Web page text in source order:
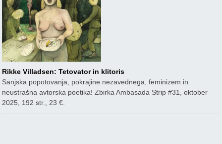
Rikke Villadsen: Tetovator in klitoris
Sanjska popotovanja, pokrajine nezavednega, feminizem in
neustrašna avtorska poetika! Zbirka Ambasada Strip #31, oktober
2025, 192 str., 23 €.